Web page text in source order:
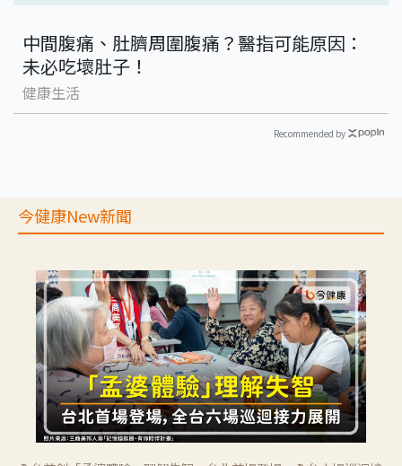
中間腹痛、肚臍周圍腹痛？醫指可能原因：
未必吃壞肚子！
健康生活
Recommended by
今健康New新聞